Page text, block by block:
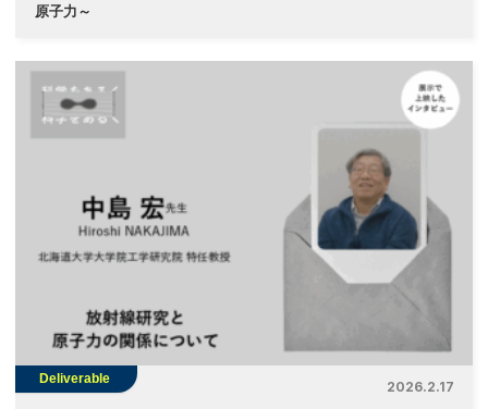
原子力～
Deliverable
2026.2.17